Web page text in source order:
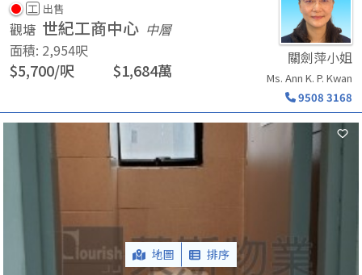
工 出售
觀塘 世紀工商中心 中層
面積: 2,954呎
$5,700/呎 $1,684萬
關劍萍小姐
Ms. Ann K. P. Kwan
9508 3168
地圖 排序